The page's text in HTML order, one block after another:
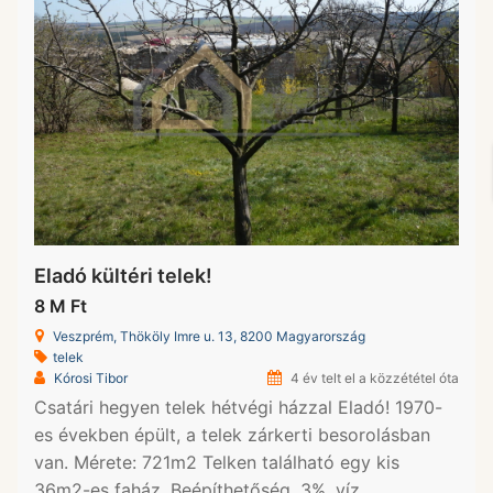
Eladó kültéri telek!
8 M Ft
Veszprém, Thököly Imre u. 13, 8200 Magyarország
telek
Kórosi Tibor
4 év telt el a közzététel óta
Csatári hegyen telek hétvégi házzal Eladó! 1970-
es években épült, a telek zárkerti besorolásban
van. Mérete: 721m2 Telken található egy kis